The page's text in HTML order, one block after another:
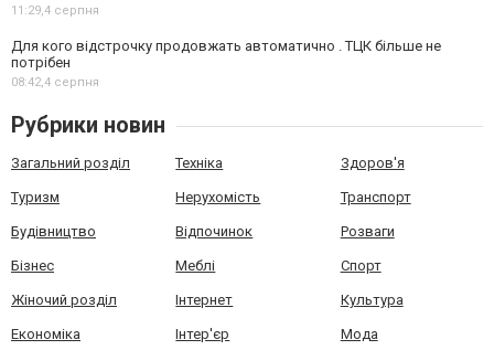
11:29,4 серпня
Для кого відстрочку продовжать автоматично . ТЦК більше не
потрібен
08:42,4 серпня
Рубрики новин
Загальний розділ Техніка Здоров'я
Туризм Нерухомість Транспорт
Будівництво Відпочинок Розваги
Бізнес Меблі Спорт
Жіночий розділ Інтернет Культура
Економіка Інтер'єр Мода